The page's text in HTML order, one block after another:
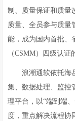
制、质量保证和质量
质量、全员参与质量
能，成为国内首批、
（CSMM）四级认证
浪潮通软依托海
集、数据处理、监控
理平台，以“端到端
度，重点解决流程协